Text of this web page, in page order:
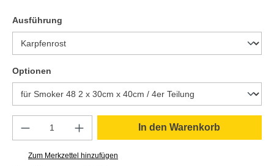
Ausführung
Optionen
Produkt Anzahl: Gib den gewünschten
In den Warenkorb
Zum Merkzettel hinzufügen